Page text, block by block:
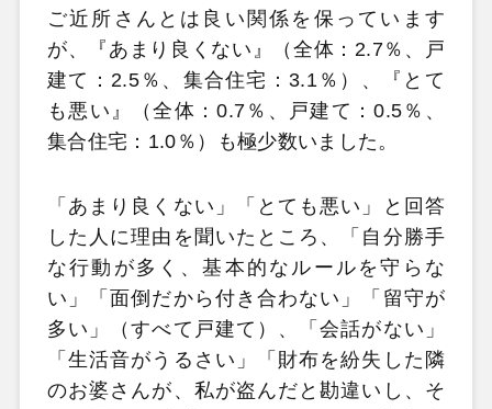
ご近所さんとは良い関係を保っています
が、『あまり良くない』（全体：2.7％、戸
建て：2.5％、集合住宅：3.1％）、『とて
も悪い』（全体：0.7％、戸建て：0.5％、
集合住宅：1.0％）も極少数いました。
「あまり良くない」「とても悪い」と回答
した人に理由を聞いたところ、「自分勝手
な行動が多く、基本的なルールを守らな
い」「面倒だから付き合わない」「留守が
多い」（すべて戸建て）、「会話がない」
「生活音がうるさい」「財布を紛失した隣
のお婆さんが、私が盗んだと勘違いし、そ